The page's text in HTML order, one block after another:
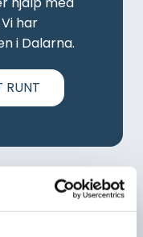
har
i Dalarna.
RUNT